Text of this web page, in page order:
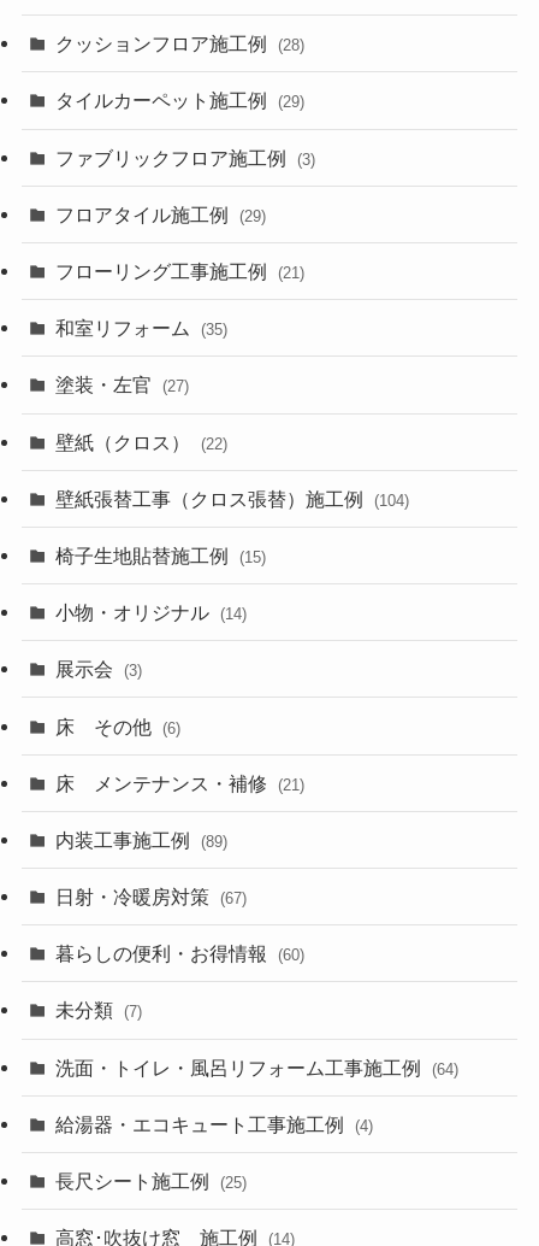
クッションフロア施工例 (28)
タイルカーペット施工例 (29)
ファブリックフロア施工例 (3)
フロアタイル施工例 (29)
フローリング工事施工例 (21)
和室リフォーム (35)
塗装・左官 (27)
壁紙（クロス） (22)
壁紙張替工事（クロス張替）施工例 (104)
椅子生地貼替施工例 (15)
小物・オリジナル (14)
展示会 (3)
床 その他 (6)
床 メンテナンス・補修 (21)
内装工事施工例 (89)
日射・冷暖房対策 (67)
暮らしの便利・お得情報 (60)
未分類 (7)
洗面・トイレ・風呂リフォーム工事施工例 (64)
給湯器・エコキュート工事施工例 (4)
長尺シート施工例 (25)
高窓･吹抜け窓 施工例 (14)